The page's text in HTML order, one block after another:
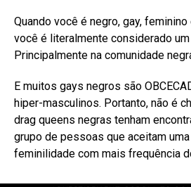
Quando você é negro, gay, feminino
você é literalmente considerado
Principalmente na comunidade
E muitos gays negros são
hiper-masculinos. Portanto, não é
drag queens negras tenham
grupo de pessoas que aceitam
feminilidade com mais frequência